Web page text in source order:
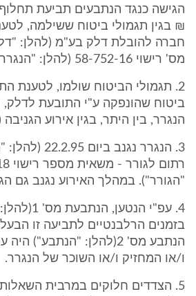
₪ בגין תגמולי ביטוח ששילמה,
חברה להובלת דלק בע"מ (להלן:
מס' רישוי 58-752-16 (להלן: "הנגרר")
2. תגמולי הביטוח שולמו, לטענת
ביטוח שהונפקה ע"י התובעת
הנגרר, בין היתר, בגין אירוע
3. הנגרר נגנב
"הגורר"). במהלך האירוע נגנב גם
4. עפ"י
בזמנים הרלבנטיים לתביעה זו
הנתבע מס' 2(להלן: "הנתבע")
ו/או המחזיק ו/או השוכר של הנגרר.
5. הצדדים חלוקים במרבית